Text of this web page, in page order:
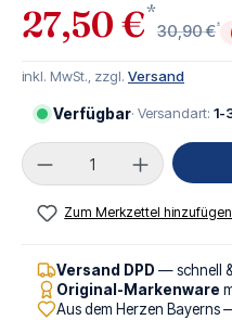
27,50 €*
30,90 €*
inkl. MwSt., zzgl. Versand
Verfügbar· Versandart: 1-
Produkt Anzahl:
Zum Merkzettel hinzufügen
Versand DPD — schnell
Original-Markenware
Aus dem Herzen Bayerns